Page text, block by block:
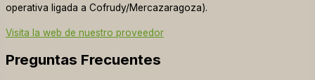
operativa ligada a Cofrudy/Mercazaragoza).
Visita la web de nuestro proveedor
Preguntas Frecuentes